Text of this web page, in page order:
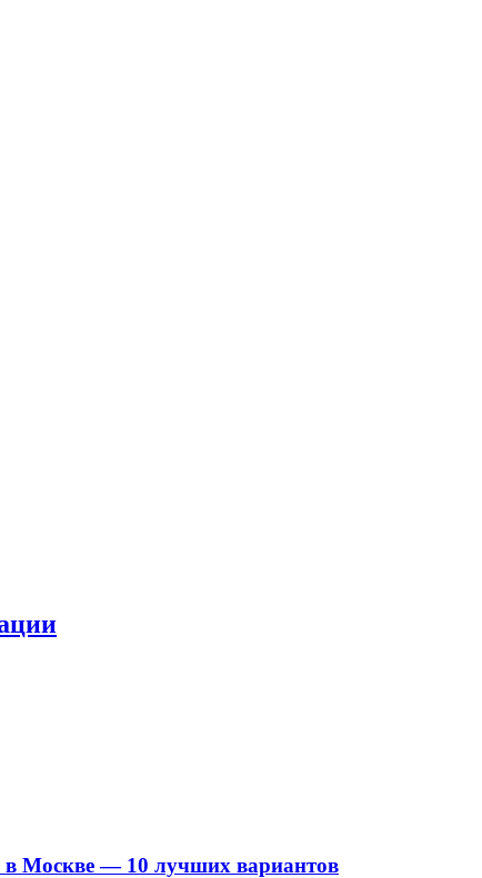
в Москве — 10 лучших вариантов